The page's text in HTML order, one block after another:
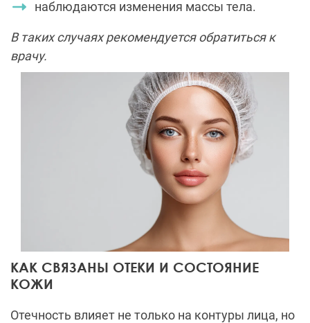
наблюдаются изменения массы тела.
В таких случаях рекомендуется обратиться к
врачу.
КАК СВЯЗАНЫ ОТЕКИ И СОСТОЯНИЕ
КОЖИ
Отечность влияет не только на контуры лица, но